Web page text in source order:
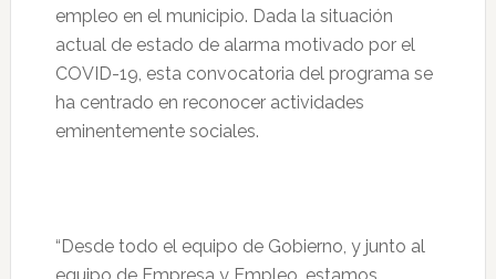
empleo en el municipio. Dada la situación
actual de estado de alarma motivado por el
COVID-19, esta convocatoria del programa se
ha centrado en reconocer actividades
eminentemente sociales.
“Desde todo el equipo de Gobierno, y junto al